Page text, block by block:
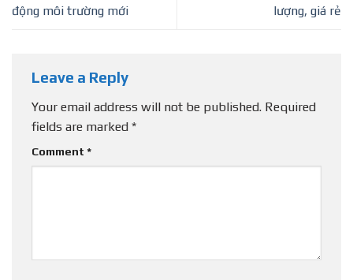
động môi trường mới
lượng, giá rẻ
Leave a Reply
Your email address will not be published. Required
fields are marked *
Comment *